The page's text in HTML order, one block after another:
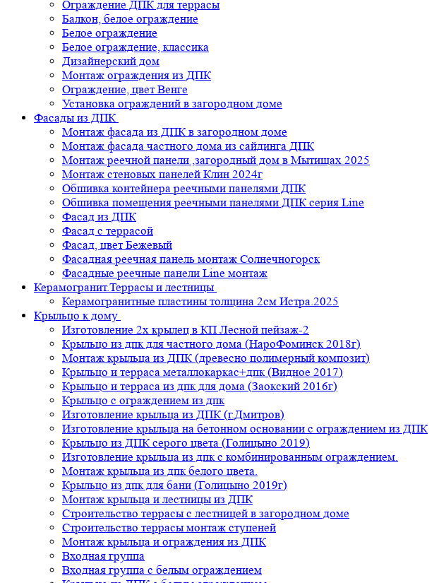
Ограждение ДПК для террасы
Балкон, белое ограждение
Белое ограждение
Белое ограждение, классика
Дизайнерский дом
Монтаж ограждения из ДПК
Ограждение, цвет Венге
Установка ограждений в загородном доме
Фасады из ДПК
Монтаж фасада из ДПК в загородном доме
Монтаж фасада частного дома из сайдинга ДПК
Монтаж реечной панели ,загородный дом в Мытищах 2025
Монтаж стеновых панелей Клин 2024г
Обшивка контейнера реечными панелями ДПК
Обшивка помещения реечными панелями ДПК серия Line
Фасад из ДПК
Фасад с террасой
Фасад, цвет Бежевый
Фасадная реечная панель монтаж Солнечногорск
Фасадные реечные панели Line монтаж
Керамогранит.Террасы и лестницы
Керамогранитные пластины толщина 2см Истра.2025
Крыльцо к дому
Изготовление 2х крылец в КП Лесной пейзаж-2
Крыльцо из дпк для частного дома (НароФоминск 2018г)
Монтаж крыльца из ДПК (древесно полимерный композит)
Крыльцо и терраса металлокаркас+дпк (Видное 2017)
Крыльцо и терраса из дпк для дома (Заокский 2016г)
Крыльцо с ограждением из дпк
Изготовление крыльца из ДПК (г.Дмитров)
Изготовление крыльца на бетонном основании с ограждением из ДПК
Крыльцо из ДПК серого цвета (Голицыно 2019)
Изготовление крыльца из дпк с комбинированным ограждением.
Монтаж крыльца из дпк белого цвета.
Крыльцо из дпк для бани (Голицыно 2019г)
Монтаж крыльца и лестницы из ДПК
Строительство террасы с лестницей в загородном доме
Строительство террасы монтаж ступеней
Монтаж крыльца и ограждения из ДПК
Входная группа
Входная группа с белым ограждением